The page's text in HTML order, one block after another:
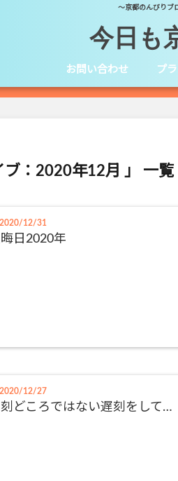
～京都のんびりブ
今日も
お問い合わせ プ
ブ：2020年12月 」 一覧
12/31
日2020年
12/27
どころではない遅刻をして…